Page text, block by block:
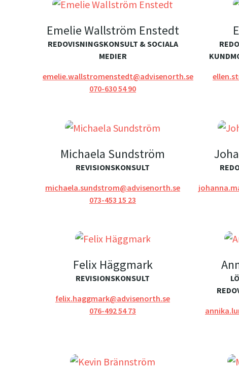
Emelie Wallström Enstedt
REDOVISNINGSKONSULT & SOCIALA
MEDIER
emelie.wallstromenstedt@advisenorth.se
070-630 54 90
Michaela Sundström
REVISIONSKONSULT
michaela.sundstrom@advisenorth.se
073-453 15 23
Felix Häggmark
REVISIONSKONSULT
felix.haggmark@advisenorth.se
076-492 54 73